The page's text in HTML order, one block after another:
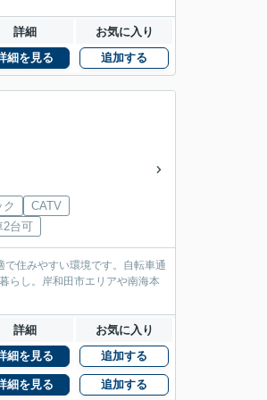
詳細 お気に入り
細を見る 追加する
ク
CATV
2台可
住みやすい環境です。自転車通
らし。岸和田市エリアや南海本
詳細 お気に入り
細を見る 追加する
細を見る 追加する